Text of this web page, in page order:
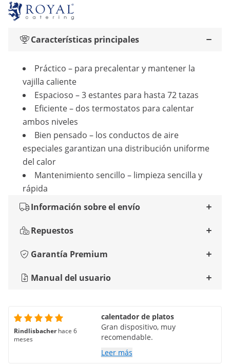
Características principales
Práctico – para precalentar y mantener la
vajilla caliente
Espacioso – 3 estantes para hasta 72 tazas
Eficiente – dos termostatos para calentar
ambos niveles
Bien pensado – los conductos de aire
especiales garantizan una distribución uniforme
del calor
Mantenimiento sencillo – limpieza sencilla y
rápida
Información sobre el envío
Repuestos
Garantía Premium
Manual del usuario
Rindlisbacher hace 6
meses
calentador de platos
Gran dispositivo, muy
recomendable.
Leer más